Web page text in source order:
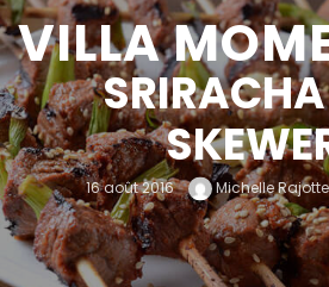
VILLA
SRIRACHA
16 août 2016 Michelle Rajotte